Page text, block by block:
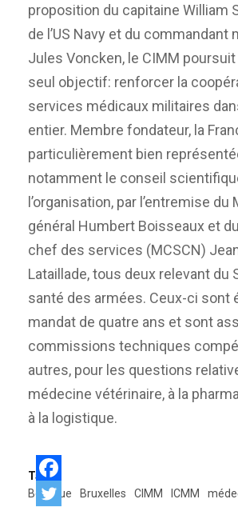
proposition du capitaine William
de l’US Navy et du commandant
Jules Voncken, le CIMM
seul objectif: renforcer la
services médicaux militaires
entier. Membre fondateur, la
particulièrement bien
notamment le conseil
l’organisation, par l’entremise du
général Humbert Boisseaux et
chef des services (MCSCN)
Lataillade, tous deux relevant du
santé des armées. Ceux-ci sont
mandat de quatre ans et sont
commissions techniques
autres, pour les questions
médecine vétérinaire, à la
à la logistique.
Tags:
Belgique
Bruxelles CIMM ICMM